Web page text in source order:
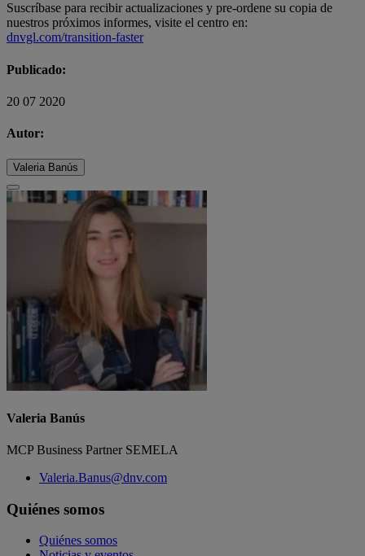
Suscríbase para recibir actualizaciones y pre-ordene su copia de
nuestros próximos informes, visite el centro en:
dnvgl.com/transition-faster
Publicado:
20 07 2020
Autor:
Valeria Banús
Valeria Banús
MCP Business Partner SEMELA
Valeria.Banus@dnv.com
Quiénes somos
Quiénes somos